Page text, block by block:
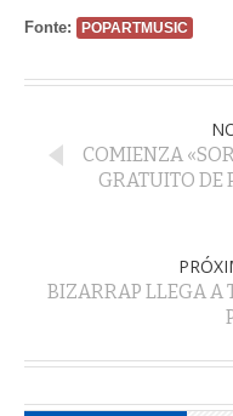
Fonte: POPARTMUSIC
COMIENZA
GRATUITO DE
BIZARRAP LLEGA A